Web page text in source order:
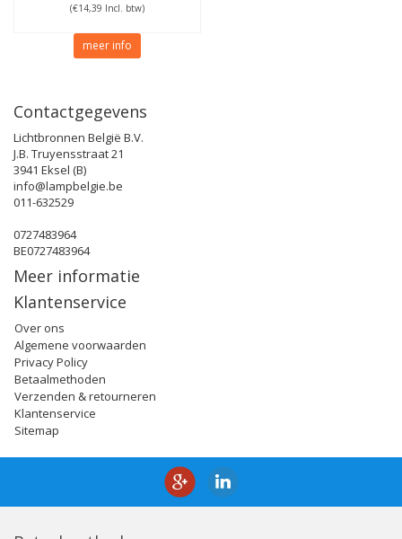
(€14,39 Incl. btw)
meer info
Contactgegevens
Lichtbronnen België B.V.
J.B. Truyensstraat 21
3941 Eksel (B)
info@lampbelgie.be
011-632529
0727483964
BE0727483964
Meer informatie
Klantenservice
Over ons
Algemene voorwaarden
Privacy Policy
Betaalmethoden
Verzenden & retourneren
Klantenservice
Sitemap